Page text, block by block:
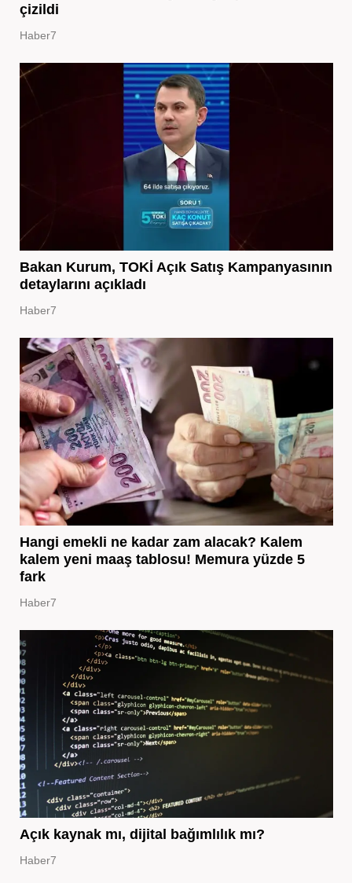
çizildi
Haber7
Bakan Kurum, TOKİ Açık Satış Kampanyasının
detaylarını açıkladı
Haber7
Hangi emekli ne kadar zam alacak? Kalem
kalem yeni maaş tablosu! Memura yüzde 5
fark
Haber7
Açık kaynak mı, dijital bağımlılık mı?
Haber7